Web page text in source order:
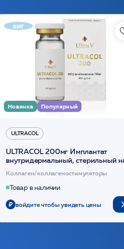
хит
Новинка Популярный
ULTRACOL
ULTRACOL 200мг Имплантат
внутридермальный, стерильный
основе полидиоксанона /
Коллаген/коллагеностимуляторы
Товар в наличии
войдите чтобы увидеть цены